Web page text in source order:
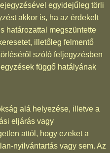
egyidejűleg törli
akkor is, ha az érdekelt
határozattal megszüntette
illetőleg felmentő
szóló feljegyzésben
függő hatályának
alá helyezése, illetve a
eljárás vagy
attól, hogy ezeket a
nyilvántartás vagy sem. Az